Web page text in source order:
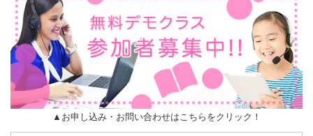
▲お申し込み・お問い合わせはこちらをクリック！